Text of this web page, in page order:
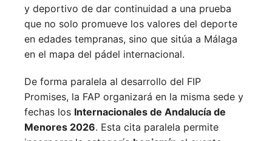
y deportivo de dar continuidad a una prueba
que no solo promueve los valores del deporte
en edades tempranas, sino que sitúa a Málaga
en el mapa del pádel internacional.
De forma paralela al desarrollo del FIP
Promises, la FAP organizará en la misma sede y
fechas los Internacionales de Andalucía de
Menores 2026. Esta cita paralela permite